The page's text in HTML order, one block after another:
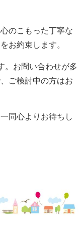
のこもった丁寧な
お約束します。
。お問い合わせが多
ご検討中の方はお
同心よりお待ちし